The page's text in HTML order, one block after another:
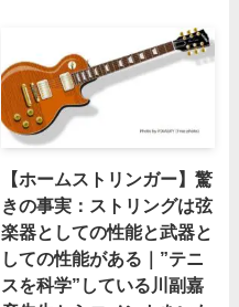
【ホームストリンガー】驚
きの事実：ストリングは弦
楽器としての性能と武器と
しての性能がある｜”テニ
スを科学”している川副嘉